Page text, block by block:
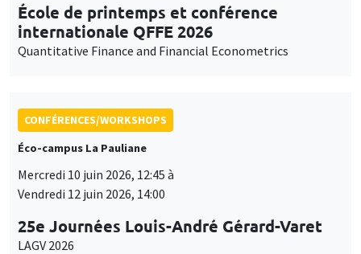
École de printemps et conférence
internationale QFFE 2026
Quantitative Finance and Financial Econometrics
CONFÉRENCES/WORKSHOPS
Éco-campus La Pauliane
Mercredi 10 juin 2026, 12:45 à
Vendredi 12 juin 2026, 14:00
25e Journées Louis-André Gérard-Varet
LAGV 2026